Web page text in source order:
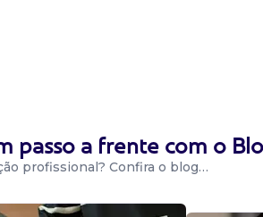
passo a frente com o
profissional? Confira o blog…